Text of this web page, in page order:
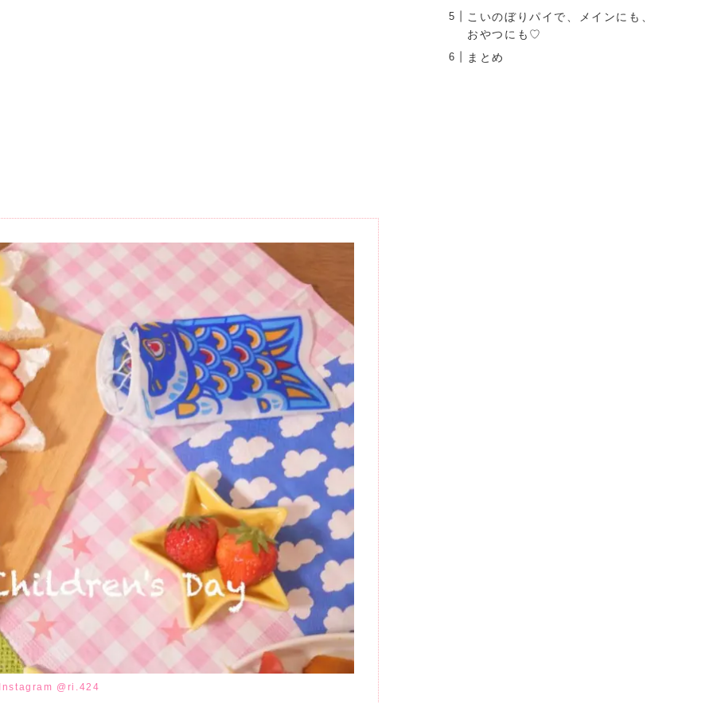
@ri.424
こいのぼりパイで、メインにも、
おやつにも♡
まとめ